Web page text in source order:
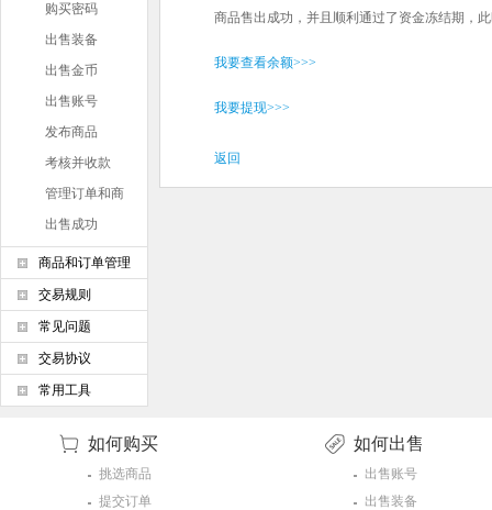
商品售出成功，并且顺利通过了资金冻结期，
我要查看余额>>>
我要提现>>>
返回
购买密码
出售装备
出售金币
出售账号
发布商品
考核并收款
管理订单和商
品
出售成功
商品和订单管理
交易规则
常见问题
交易协议
常用工具
如何购买
挑选商品
提交订单
如何出售
出售账号
出售装备